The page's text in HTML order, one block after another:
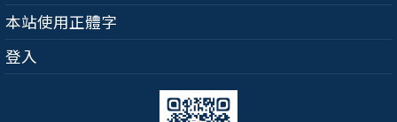
本站使用正體字
登入